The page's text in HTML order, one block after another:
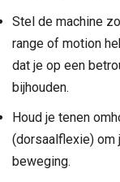
Stel de machine
range of motion
dat je op een
bijhouden.
Houd je tenen
(dorsaalflexie) om
beweging.